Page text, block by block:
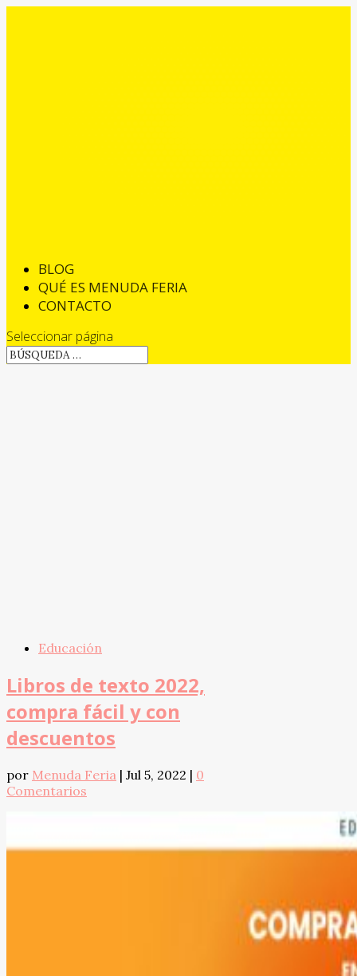
BLOG
QUÉ ES MENUDA FERIA
CONTACTO
Seleccionar página
Educación
Libros de texto 2022,
compra fácil y con
descuentos
por Menuda Feria | Jul 5, 2022 | 0
Comentarios